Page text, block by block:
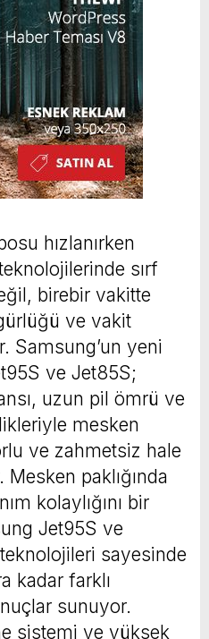
hızlanırken
sırf
birebir vakitte
ve vakit
Samsung’un yeni
ve Jet85S;
uzun pil ömrü ve
mesken
ve zahmetsiz hale
paklığında
kolaylığını bir
Jet95S ve
sayesinde
kadar farklı
sunuyor.
sistemi ve yüksek